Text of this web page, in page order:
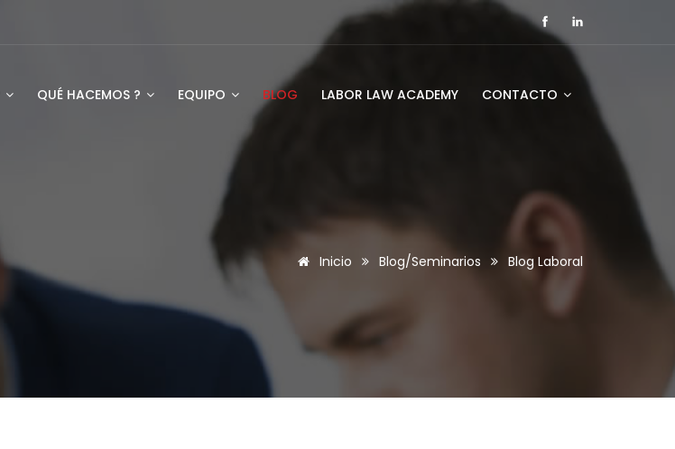
QUÉ HACEMOS ? EQUIPO BLOG LABOR LAW ACADEMY CONTACTO
Inicio Blog/Seminarios Blog Laboral